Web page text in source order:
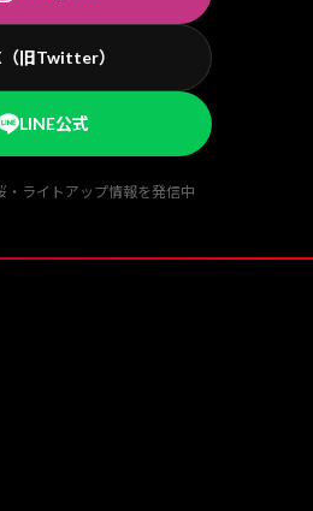
旧Twitter）
LINE公式
・ライトアップ情報を発信中